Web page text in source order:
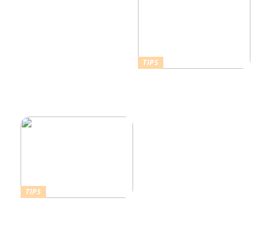
TIPS
TIPS